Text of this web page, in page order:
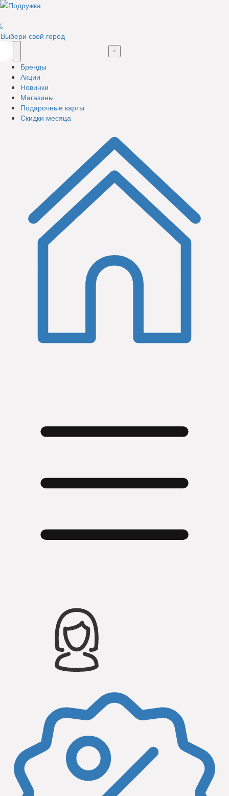
Выбери свой город
Бренды
Акции
Новинки
Магазины
Подарочные карты
Скидки месяца